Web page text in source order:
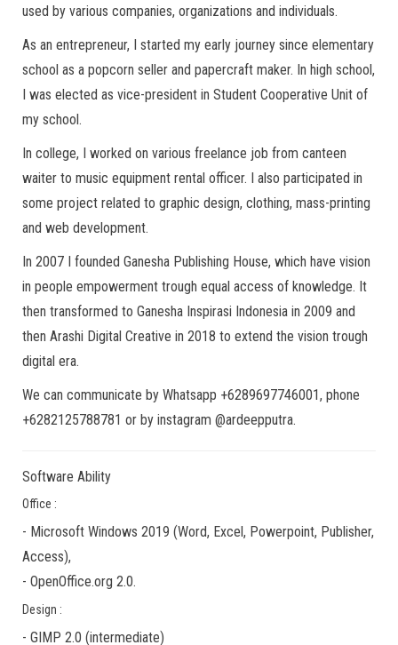
used by various companies, organizations and individuals.
As an entrepreneur, I started my early journey since elementary
school as a popcorn seller and papercraft maker. In high school,
I was elected as vice-president in Student Cooperative Unit of
my school.
In college, I worked on various freelance job from canteen
waiter to music equipment rental officer. I also participated in
some project related to graphic design, clothing, mass-printing
and web development.
In 2007 I founded Ganesha Publishing House, which have vision
in people empowerment trough equal access of knowledge. It
then transformed to Ganesha Inspirasi Indonesia in 2009 and
then Arashi Digital Creative in 2018 to extend the vision trough
digital era.
We can communicate by Whatsapp +6289697746001, phone
+6282125788781 or by instagram @ardeepputra.
Software Ability
Office :
- Microsoft Windows 2019 (Word, Excel, Powerpoint, Publisher,
Access),
- OpenOffice.org 2.0.
Design :
- GIMP 2.0 (intermediate)